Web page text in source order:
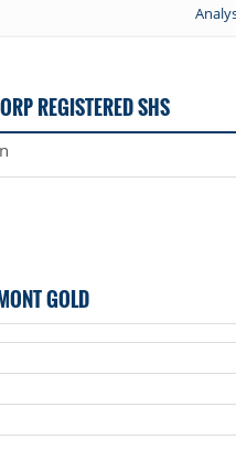
REGISTERED SHS
GOLD